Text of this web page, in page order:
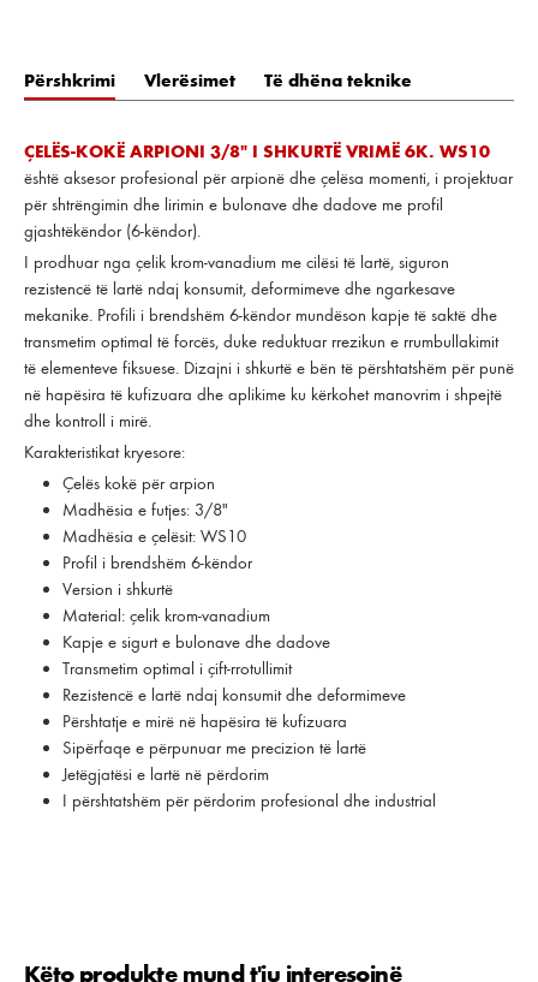
Përshkrimi Vlerësimet Të dhëna teknike
ÇELËS-KOKË ARPIONI 3/8" I SHKURTË VRIMË 6K. WS10
është aksesor profesional për arpionë dhe çelësa momenti, i projektuar
për shtrëngimin dhe lirimin e bulonave dhe dadove me profil
gjashtëkëndor (6-këndor).
I prodhuar nga çelik krom-vanadium me cilësi të lartë, siguron
rezistencë të lartë ndaj konsumit, deformimeve dhe ngarkesave
mekanike. Profili i brendshëm 6-këndor mundëson kapje të saktë dhe
transmetim optimal të forcës, duke reduktuar rrezikun e rrumbullakimit
të elementeve fiksuese. Dizajni i shkurtë e bën të përshtatshëm për punë
në hapësira të kufizuara dhe aplikime ku kërkohet manovrim i shpejtë
dhe kontroll i mirë.
Karakteristikat kryesore:
Çelës kokë për arpion
Madhësia e futjes: 3/8"
Madhësia e çelësit: WS10
Profil i brendshëm 6-këndor
Version i shkurtë
Material: çelik krom-vanadium
Kapje e sigurt e bulonave dhe dadove
Transmetim optimal i çift-rrotullimit
Rezistencë e lartë ndaj konsumit dhe deformimeve
Përshtatje e mirë në hapësira të kufizuara
Sipërfaqe e përpunuar me precizion të lartë
Jetëgjatësi e lartë në përdorim
I përshtatshëm për përdorim profesional dhe industrial
Kalo galerinë e produktit
Këto produkte mund t'ju interesojnë